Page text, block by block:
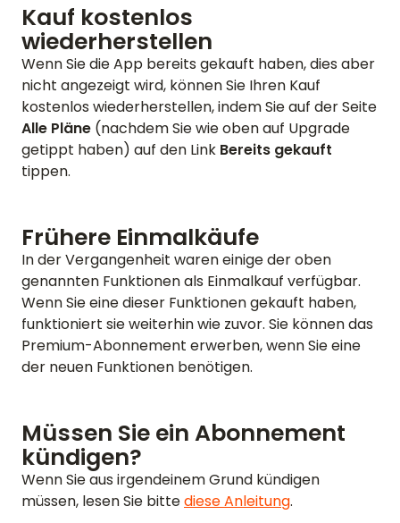
Kauf kostenlos
wiederherstellen
Wenn Sie die App bereits gekauft haben, dies aber
nicht angezeigt wird, können Sie Ihren Kauf
kostenlos wiederherstellen, indem Sie auf der Seite
Alle Pläne (nachdem Sie wie oben auf Upgrade
getippt haben) auf den Link Bereits gekauft
tippen.
Frühere Einmalkäufe
In der Vergangenheit waren einige der oben
genannten Funktionen als Einmalkauf verfügbar.
Wenn Sie eine dieser Funktionen gekauft haben,
funktioniert sie weiterhin wie zuvor. Sie können das
Premium-Abonnement erwerben, wenn Sie eine
der neuen Funktionen benötigen.
Müssen Sie ein Abonnement
kündigen?
Wenn Sie aus irgendeinem Grund kündigen
müssen, lesen Sie bittediese Anleitung.